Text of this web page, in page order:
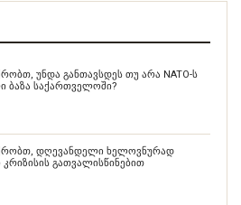
უნდა განთავსდეს თუ არა NATO-ს
ბაზა საქართველოში?
დღევანდელი ხელოვნურად
გათვალისწინებით